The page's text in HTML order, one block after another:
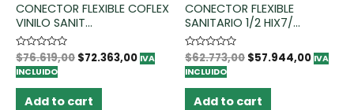
CONECTOR FLEXIBLE COFLEX
VINILO SANIT...
Rated
0
out
$76.619,00 $72.363,00 IVA
INCLUIDO
Add to cart
CONECTOR FLEXIBLE
SANITARIO 1/2 HIX7/...
Rated
0
out
$62.773,00 $57.944,00 IVA
INCLUIDO
Add to cart